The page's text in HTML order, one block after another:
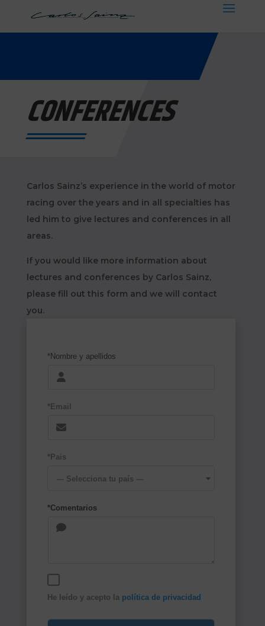
CONFERENCES
Carlos Sainz’s experience in the world of motor
racing over the years and in all specialties has
led him to give lectures and conferences in all
areas.
If you would like more information about
lectures and conferences by Carlos Sainz,
please fill out this form and we will contact
you.
*Nombre y apellidos
*Email
*Pais
--- Selecciona tu país ---
*Comentarios
He leído y acepto la política de privacidad